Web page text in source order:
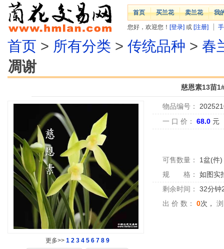
首页 买兰花 卖兰花 我
您好，欢迎您！ [登录] 或 [注册]
首页 > 所有分类 > 传统品种 > 春
凋谢
慈恩素13苗
更多>> 1 2 3 4 5 6 7 8 9
物品编号：
一 口 价：
68.0 元
可售数量： 1盆(件)
规 格：
如图实
剩余时间：
32分钟
出 价 数：
0次，